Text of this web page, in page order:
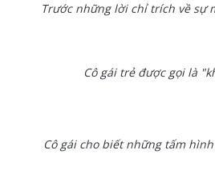
Trước những lời chỉ trích về sự
Cô gái trẻ được gọi là
Cô gái cho biết những tấm